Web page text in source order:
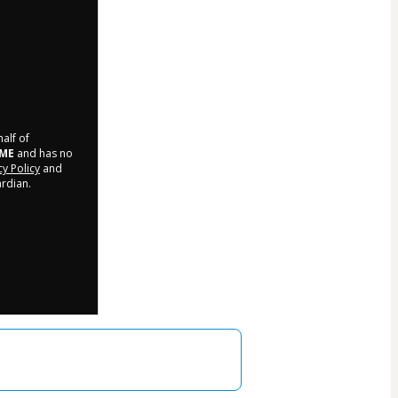
of
and has no
Policy and